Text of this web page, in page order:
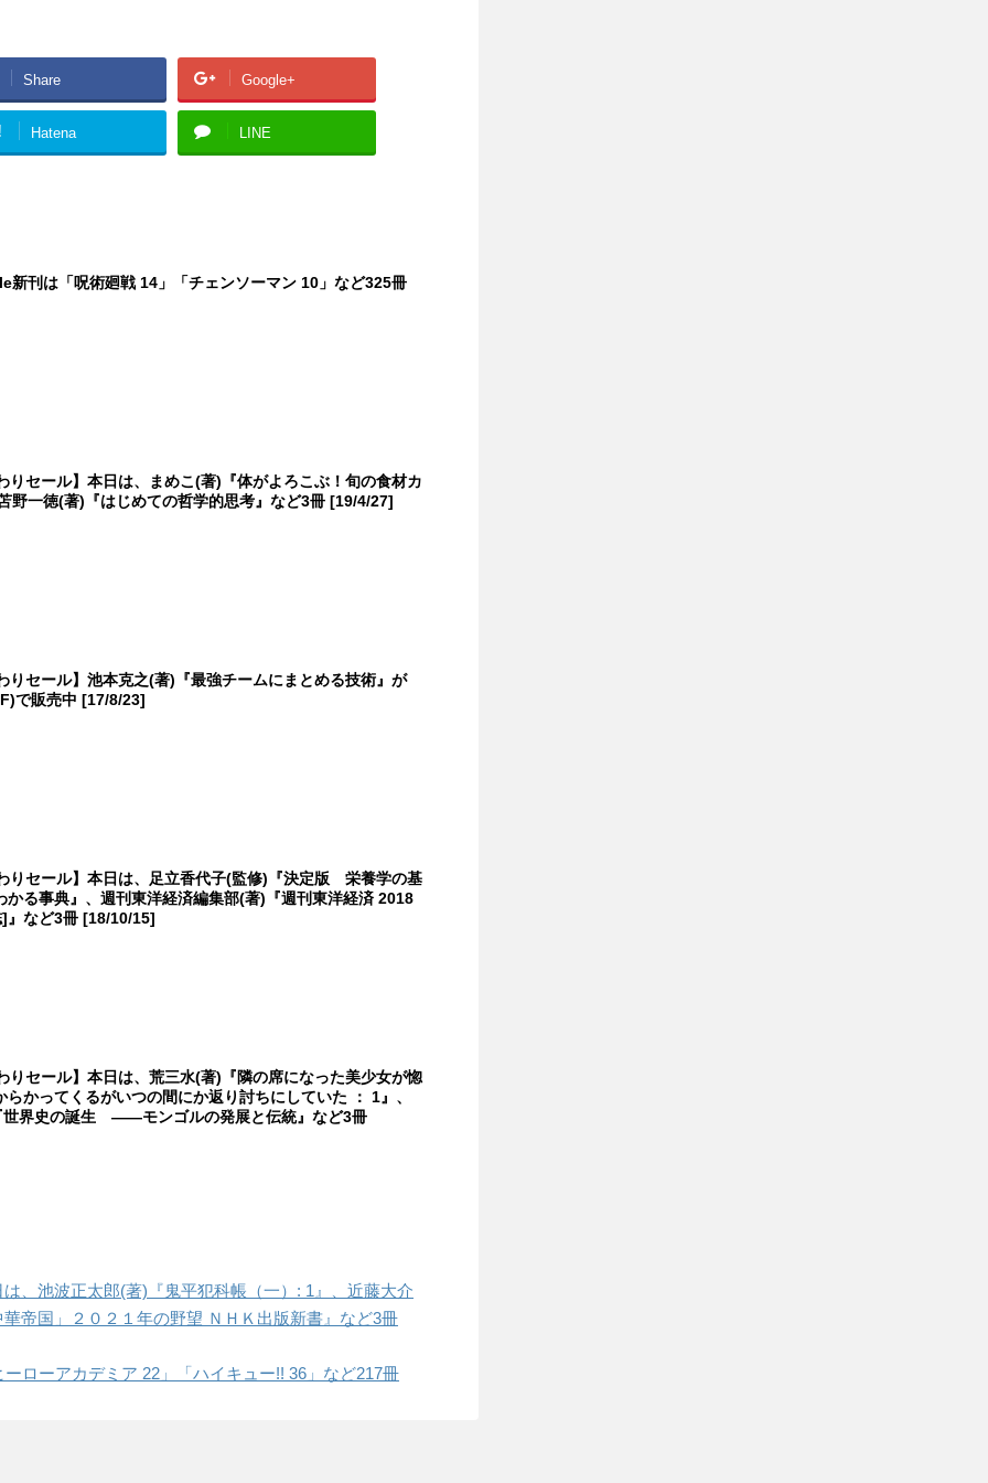
Share Google+
Hatena LINE
新刊は「呪術廻戦 14」「チェンソーマン 10」など325冊
りセール】本日は、まめこ(著)『体がよろこぶ！旬の食材カ
野一徳(著)『はじめての哲学的思考』など3冊 [19/4/27]
りセール】池本克之(著)『最強チームにまとめる技術』が
で販売中 [17/8/23]
りセール】本日は、足立香代子(監修)『決定版 栄養学の基
かる事典』、週刊東洋経済編集部(著)『週刊東洋経済 2018
』など3冊 [18/10/15]
りセール】本日は、荒三水(著)『隣の席になった美少女が惚
らかってくるがいつの間にか返り討ちにしていた ： 1』、
世界史の誕生 ――モンゴルの発展と伝統』など3冊
、池波正太郎(著)『鬼平犯科帳（一）: 1』、近藤大介
帝国」２０２１年の野望 ＮＨＫ出版新書』など3冊
ローアカデミア 22」「ハイキュー!! 36」など217冊